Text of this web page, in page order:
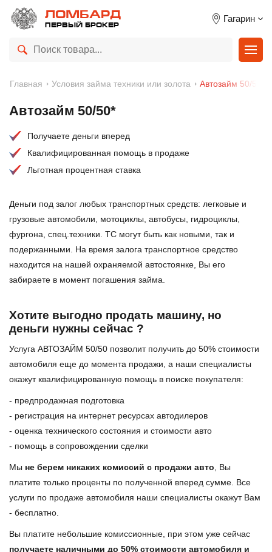
ЛОМБАРД
ПЕРВЫЙ БРОКЕР
Гагарин
Главная Условия займа техники или золота Автозайм 50/50
Автозайм 50/50*
Получаете деньги вперед
Квалифицированная помощь в продаже
Льготная процентная ставка
Деньги под залог любых транспортных средств: легковые и
грузовые автомобили, мотоциклы, автобусы, гидроциклы,
фургона, спец.техники. ТС могут быть как новыми, так и
подержанными. На время залога транспортное средство
находится на нашей охраняемой автостоянке, Вы его
забираете в момент погашения займа.
Хотите выгодно продать машину, но
деньги нужны сейчас ?
Услуга АВТОЗАЙМ 50/50 позволит получить до 50% стоимости
автомобиля еще до момента продажи, а наши специалисты
окажут квалифицированную помощь в поиске покупателя:
- предпродажная подготовка
- регистрация на интернет ресурсах автодилеров
- оценка технического состояния и стоимости авто
- помощь в сопровождении сделки
Мы не берем никаких комиссий с продажи авто , Вы
платите только проценты по полученной вперед сумме. Все
услуги по продаже автомобиля наши специалисты окажут Вам
- бесплатно.
Вы платите небольшие комиссионные, при этом уже сейчас
получаете наличными до 50% стоимости автомобиля и